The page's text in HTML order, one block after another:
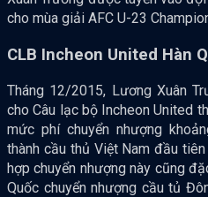
cho mùa giải AFC U-23
CLB Incheon United Hàn
Tháng 12/2015, Lương Xuân
cho Câu lạc bộ Incheon United
mức phí chuyển nhượng
thành cầu thủ Việt Nam đầu
hợp chuyển nhượng này cũng
Quốc chuyển nhượng cầu tủ